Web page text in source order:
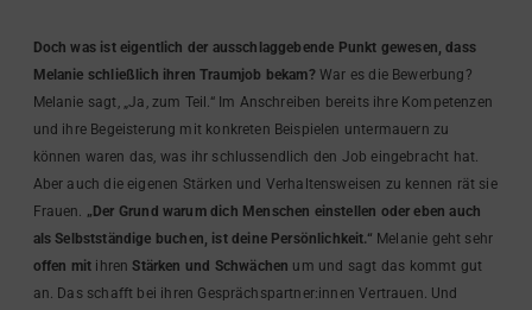
Doch was ist eigentlich der ausschlaggebende Punkt gewesen, dass
Melanie schließlich ihren Traumjob bekam?War es die Bewerbung?
Melanie sagt, „Ja, zum Teil.“ Im Anschreiben bereits ihre Kompetenzen
und ihre Begeisterung mit konkreten Beispielen untermauern zu
können waren das, was ihr schlussendlich den Job eingebracht hat.
Aber auch die eigenen Stärken und Verhaltensweisen zu kennen rät sie
Frauen. „Der Grund warum dich Menschen einstellen oder eben auch
als Selbstständige buchen, ist deine Persönlichkeit.“ Melanie geht sehr
offen mit ihrenStärken und Schwächen um und sagt das kommt gut
an. Das schafft bei ihren Gesprächspartner:innen Vertrauen. Und